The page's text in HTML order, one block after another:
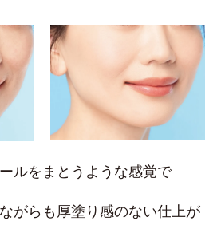
ルをまとうような感覚で
がらも厚塗り感のない仕上が